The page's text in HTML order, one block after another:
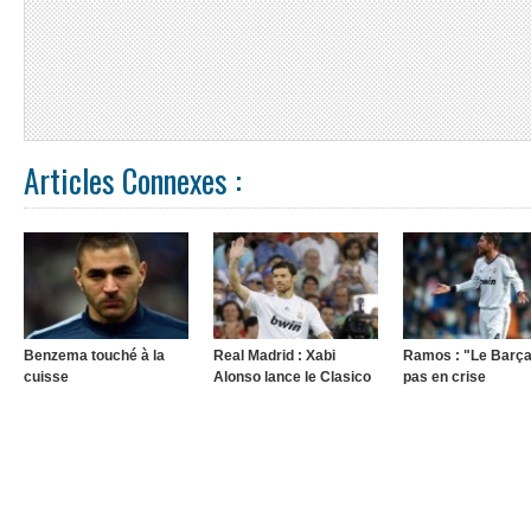
Articles Connexes :
Benzema touché à la
cuisse
Real Madrid : Xabi
Alonso lance le Clasico
Ramos : "Le
pas en crise